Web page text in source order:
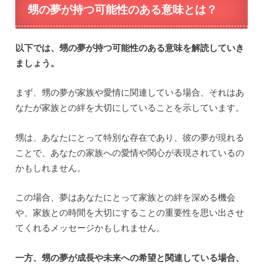
甥の夢が持つ可能性のある意味とは？
以下では、甥の夢が持つ可能性のある意味を解読していき
ましょう。
まず、甥の夢が家族や愛情に関連している場合、それはあ
なたが家族との絆を大切にしていることを示しています。
甥は、あなたにとって特別な存在であり、彼の夢が現れる
ことで、あなたの家族への愛情や関心が表現されているの
かもしれません。
この場合、夢はあなたにとって家族との絆を深める機会
や、家族との時間を大切にすることの重要性を思い出させ
てくれるメッセージかもしれません。
一方、甥の夢が成長や未来への希望と関連している場合、